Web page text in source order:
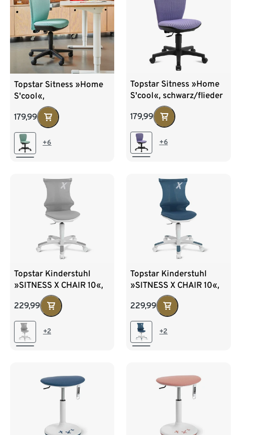
Topstar Sitness »Home
S'cool«,
schwarz/mintgrün
179,99
+6
Topstar Sitness »Home
S'cool«, schwarz/flieder
179,99
+6
Topstar Kinderstuhl
»SITNESS X CHAIR 10«,
229,99
+2
Topstar Kinderstuhl
»SITNESS X CHAIR 10«,
petrolfarben
229,99
+2